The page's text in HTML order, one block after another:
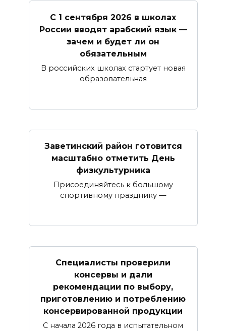
С 1 сентября 2026 в школах
России вводят арабский язык —
зачем и будет ли он
обязательным
В российских школах стартует новая
образовательная
Заветинский район готовится
масштабно отметить День
физкультурника
Присоединяйтесь к большому
спортивному празднику —
Специалисты проверили
консервы и дали
рекомендации по выбору,
приготовлению и потреблению
консервированной продукции
С начала 2026 года в испытательном